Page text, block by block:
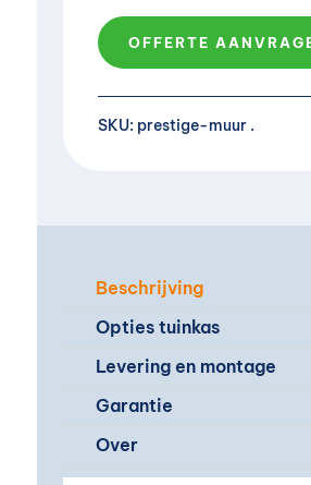
OFFERTE
SKU: prestige-muur
Beschrijving
Opties tuinkas
Levering en montage
Garantie
Over